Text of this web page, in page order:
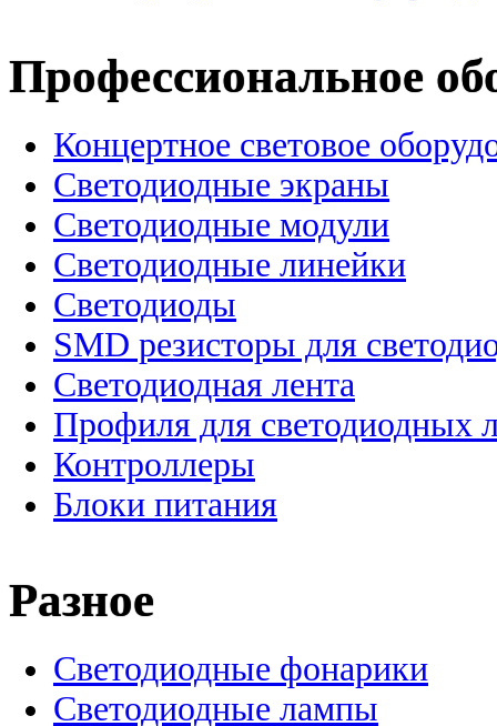
Профессиональное
Концертное световое
Cветодиодные экраны
Светодиодные модули
Светодиодные линейки
Светодиоды
SMD резисторы для
Светодиодная лента
Профиля для светодиодных
Контроллеры
Блоки питания
Разное
Светодиодные фонарики
Светодиодные лампы